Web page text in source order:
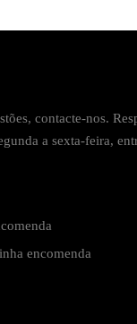
contacte-nos.
a sexta-feira,
encomenda